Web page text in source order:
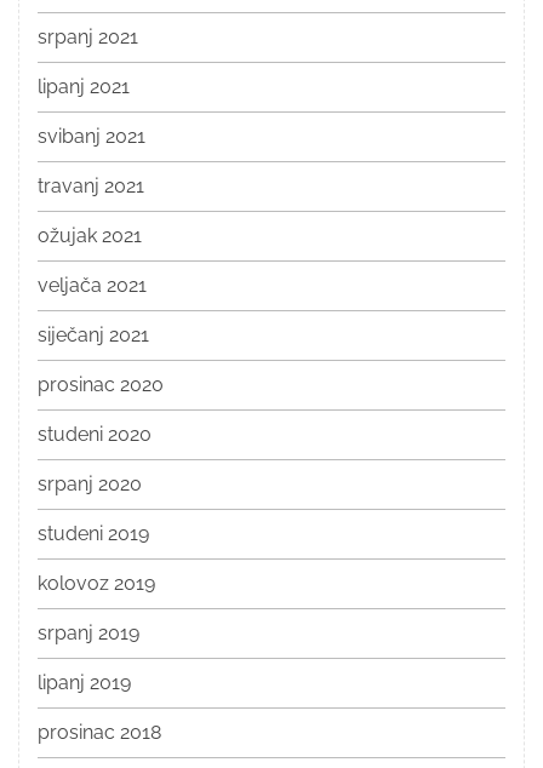
srpanj 2021
lipanj 2021
svibanj 2021
travanj 2021
ožujak 2021
veljača 2021
siječanj 2021
prosinac 2020
studeni 2020
srpanj 2020
studeni 2019
kolovoz 2019
srpanj 2019
lipanj 2019
prosinac 2018